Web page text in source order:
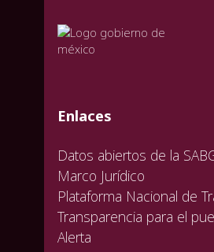
valida
valida
valida
Enlaces
Datos abiertos de la
Marco Jurídico
Plataforma Nacional de
Transparencia para el
Alerta